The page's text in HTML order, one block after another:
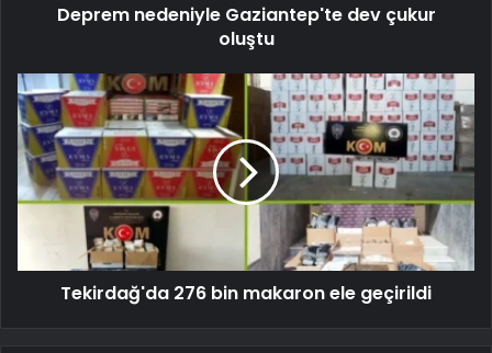
Deprem nedeniyle Gaziantep'te dev çukur
oluştu
Tekirdağ'da 276 bin makaron ele geçirildi